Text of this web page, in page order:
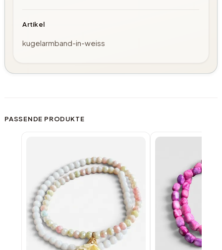
Artikel
kugelarmband-in-weiss
PASSENDE PRODUKTE